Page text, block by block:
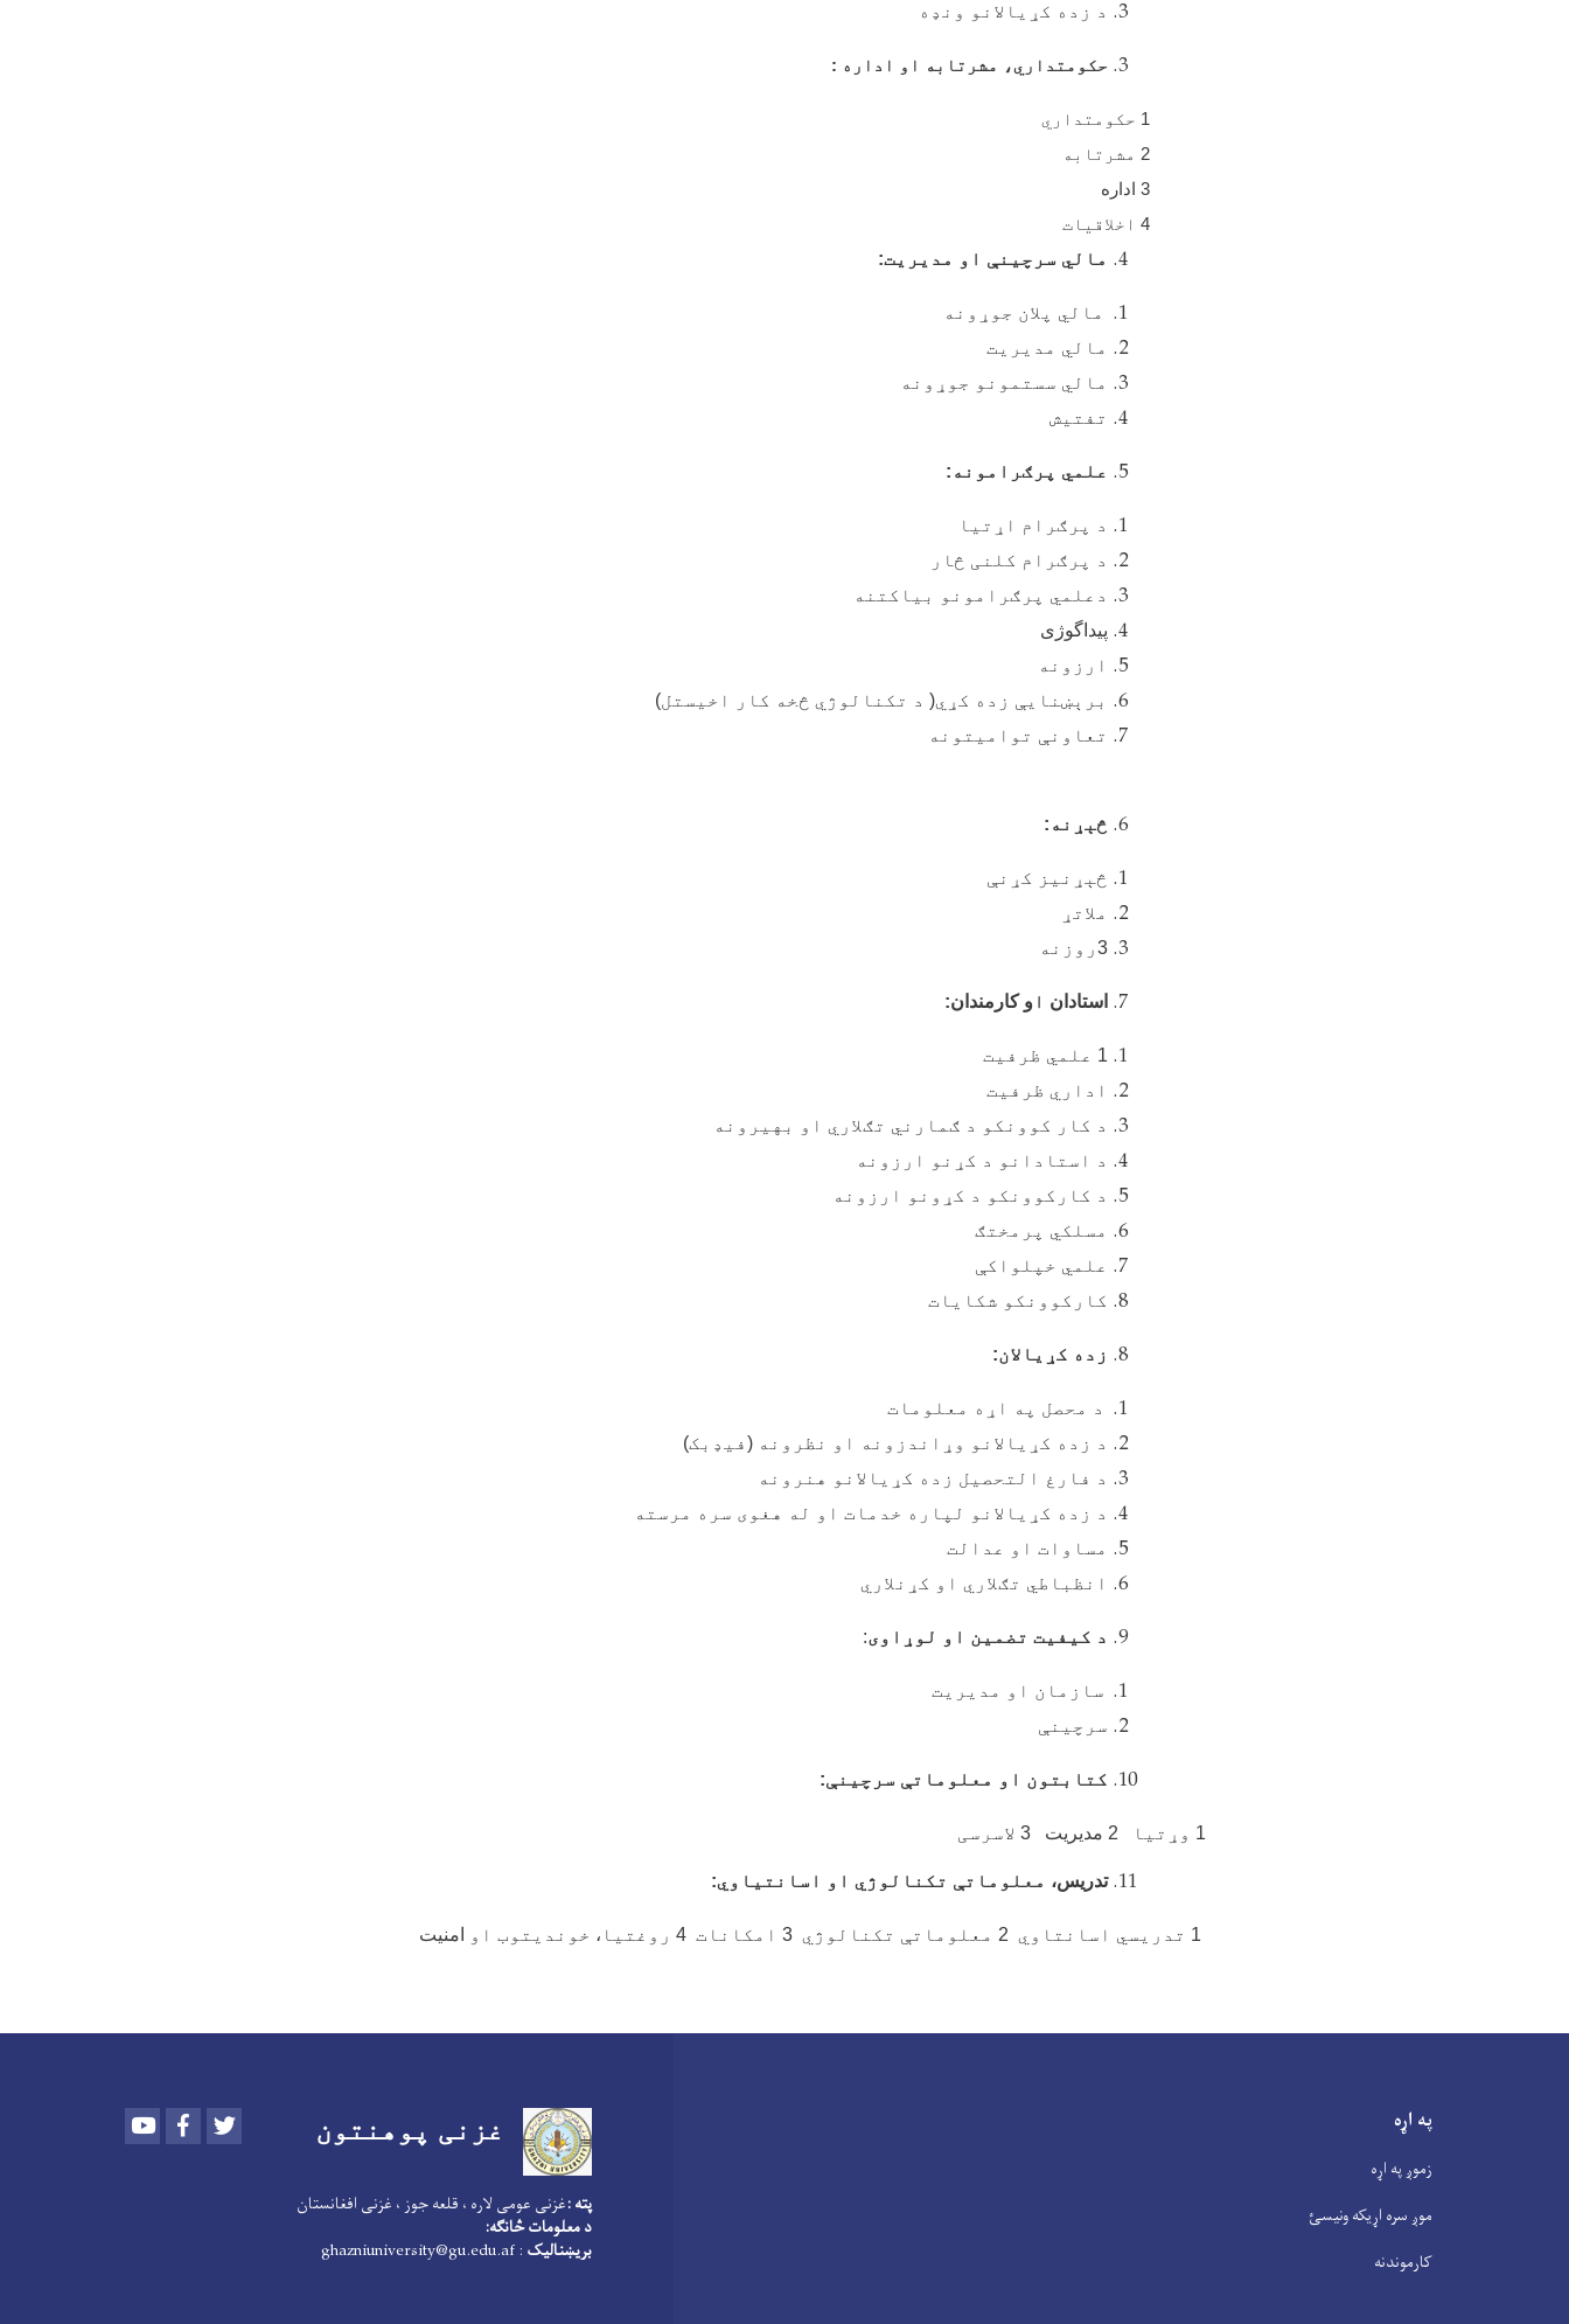
د زده کړیالانو ونډه
حکومتداري، مشرتابه او اداره :
حکومتداري
مشرتابه
اخلاقیات
مالي سرچینې او مدیریت:
مالي پلان جوړونه
مالي مدیریت
مالي سستمونو جوړونه
تفتیش
علمي پرګرامونه :
د پرګرام اړتیا
د پرګرام کلنی څار
دعلمي پرګرامونو بیاکتنه
پیداگوژی
ارزونه
برېښنايې زده کړي( د تکنالوژي څخه کار اخیستل)
تعاونې توامیتونه
څېړنه :
څېړنیز کړنې
ملاتړ
3روزنه
استادان ا و کارمندان:
1 علمي ظرفیت
اداري ظرفیت
د کار کوونکو د ګمارني تګلاري او بهیرونه
د استادانو د کړنو ارزونه
د کارکوونکو د کړونو ارزونه
مسلکي پرمختګ
علمي خپلواکې
کارکوونکو شکایات
زده کړیالان:
د محصل په اړه معلومات
د زده کړیالانو وړاندزونه او نظرونه (فيډبک)
د فارغ التحصیل زده کړیالانو هنرونه
د زده کړیالانو لپاره خدمات او له هغوی سره مرسته
مساوات او عدالت
انظباطي تګلاري او کړنلاري
د کیفیت تضمین او لوړاوی:
سازمان او مدیریت
سرچینې
کتابتون او معلوماتې سرچینې:
وړتیا لاسرسی
تدریس، معلوماتې تکنالوژي او اسانتیاوي:
تدریسي اسانتاوي معلوماتې تکنالوژي امکانات روغتیا ، خونديتوب او امنیت
په اړه
زموږ په اړه
موږ سره اړیکه ونیسئ
کارموندنه
غزنی پوهنتون Youtube Facebook
پته :غزنی عومی لاره ، قلعه جوز ، غزنی افغانستان
د معلومات څانګه:
بریښنالیک : ghazniuniversity@gu.edu.af